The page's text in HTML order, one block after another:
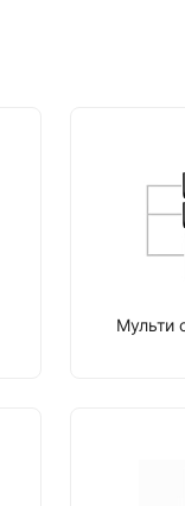
Мульти